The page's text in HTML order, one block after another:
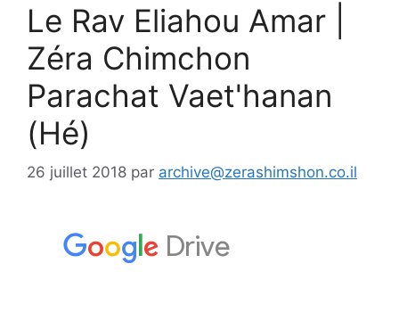
Le Rav Eliahou Amar |
Zéra Chimchon
Parachat Vaet'hanan
(Hé)
26 juillet 2018 par archive@zerashimshon.co.il